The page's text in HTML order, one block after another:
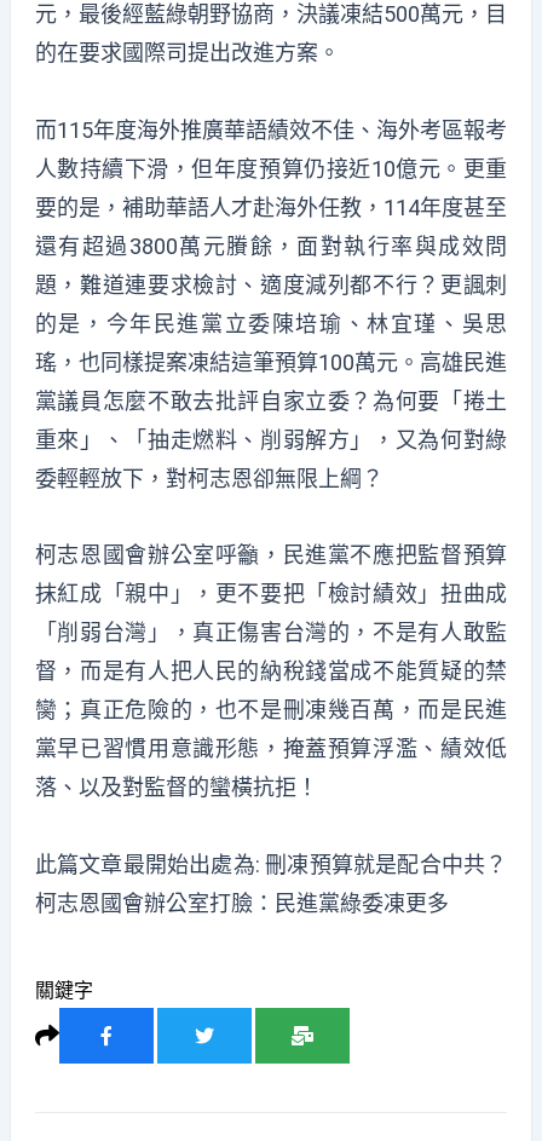
元，最後經藍綠朝野協商，決議凍結500萬元，目
的在要求國際司提出改進方案。
而115年度海外推廣華語績效不佳、海外考區報考
人數持續下滑，但年度預算仍接近10億元。更重
要的是，補助華語人才赴海外任教，114年度甚至
還有超過3800萬元賸餘，面對執行率與成效問
題，難道連要求檢討、適度減列都不行？更諷刺
的是，今年民進黨立委陳培瑜、林宜瑾、吳思
瑤，也同樣提案凍結這筆預算100萬元。高雄民進
黨議員怎麼不敢去批評自家立委？為何要「捲土
重來」、「抽走燃料、削弱解方」，又為何對綠
委輕輕放下，對柯志恩卻無限上綱？
柯志恩國會辦公室呼籲，民進黨不應把監督預算
抹紅成「親中」，更不要把「檢討績效」扭曲成
「削弱台灣」，真正傷害台灣的，不是有人敢監
督，而是有人把人民的納稅錢當成不能質疑的禁
臠；真正危險的，也不是刪凍幾百萬，而是民進
黨早已習慣用意識形態，掩蓋預算浮濫、績效低
落、以及對監督的蠻橫抗拒！
此篇文章最開始出處為:刪凍預算就是配合中共？
柯志恩國會辦公室打臉：民進黨綠委凍更多
關鍵字